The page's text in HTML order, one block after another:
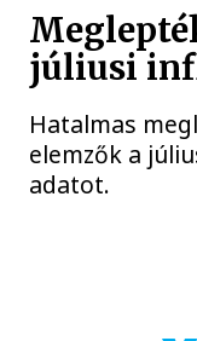
júliusi
Hatalmas
elemzők a
adatot.